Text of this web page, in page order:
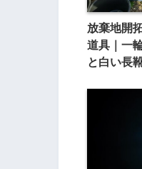
放棄地開
道具｜一
と白い長